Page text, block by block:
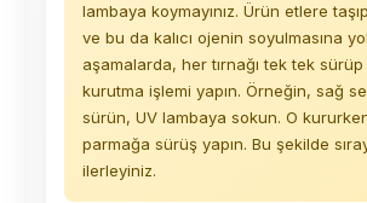
lambaya koymayınız. Ürün etlere
ve bu da kalıcı ojenin soyulmasına
aşamalarda, her tırnağı tek tek
kurutma işlemi yapın. Örneğin, sağ
sürün, UV lambaya sokun. O
parmağa sürüş yapın. Bu şekilde
ilerleyiniz.